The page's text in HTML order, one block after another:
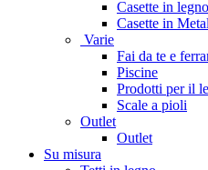
Casette in
Casette in
Varie
Fai da te e
Piscine
Prodotti per il
Scale a pioli
Outlet
Outlet
Su misura